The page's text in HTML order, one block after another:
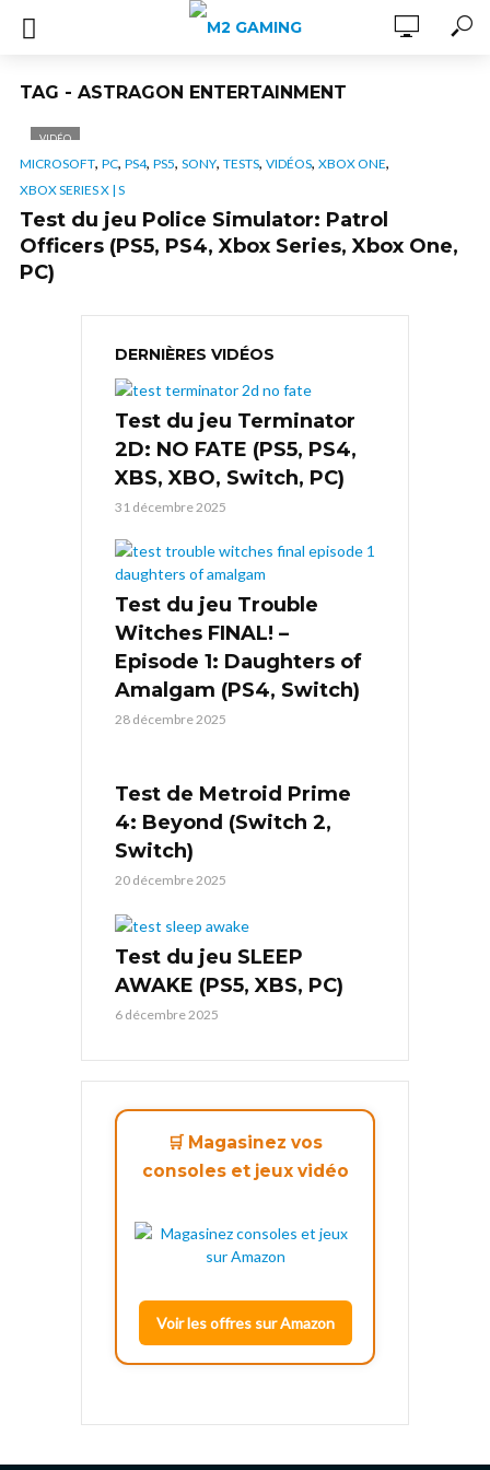
TAG - ASTRAGON ENTERTAINMENT
VIDÉO
MICROSOFT, PC, PS4, PS5, SONY, TESTS, VIDÉOS, XBOX ONE,
XBOX SERIES X | S
Test du jeu Police Simulator: Patrol
Officers (PS5, PS4, Xbox Series, Xbox One,
PC)
DERNIÈRES VIDÉOS
Test du jeu Terminator
2D: NO FATE (PS5, PS4,
XBS, XBO, Switch, PC)
31 décembre 2025
Test du jeu Trouble
Witches FINAL! –
Episode 1: Daughters of
Amalgam (PS4, Switch)
28 décembre 2025
Test de Metroid Prime
4: Beyond (Switch 2,
Switch)
20 décembre 2025
Test du jeu SLEEP
AWAKE (PS5, XBS, PC)
6 décembre 2025
🛒 Magasinez vos
consoles et jeux vidéo
Voir les offres sur Amazon